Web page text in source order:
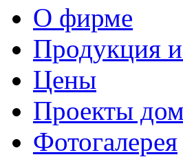
О фирме
Продукция
Цены
Проекты
Фотогалерея